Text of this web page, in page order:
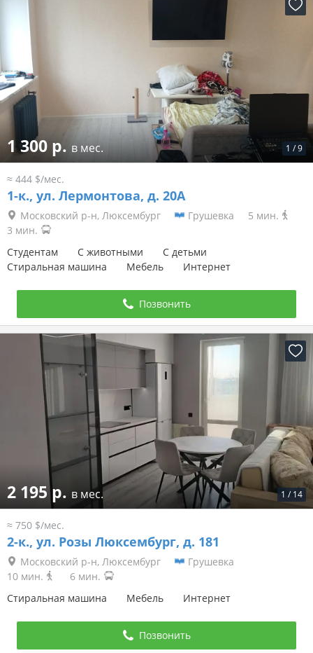
1 /9
1 300 р.в мес.
≈ 444 $/мес.
1-к., ул. Лермонтова, д. 20А
Московский р-н, Люксембург Грушевка
5 мин.
3 мин.
Студентам
С животными
С детьми
Стиральная машина
Мебель Интернет
Позвонить
1 / 14
2 195 р. в мес.
≈ 750 $/мес.
2-к., ул. Розы Люксембург, д. 181
Московский р-н, Люксембург
Грушевка
10 мин.
6 мин.
Стиральная машина
Мебель Интернет
Позвонить